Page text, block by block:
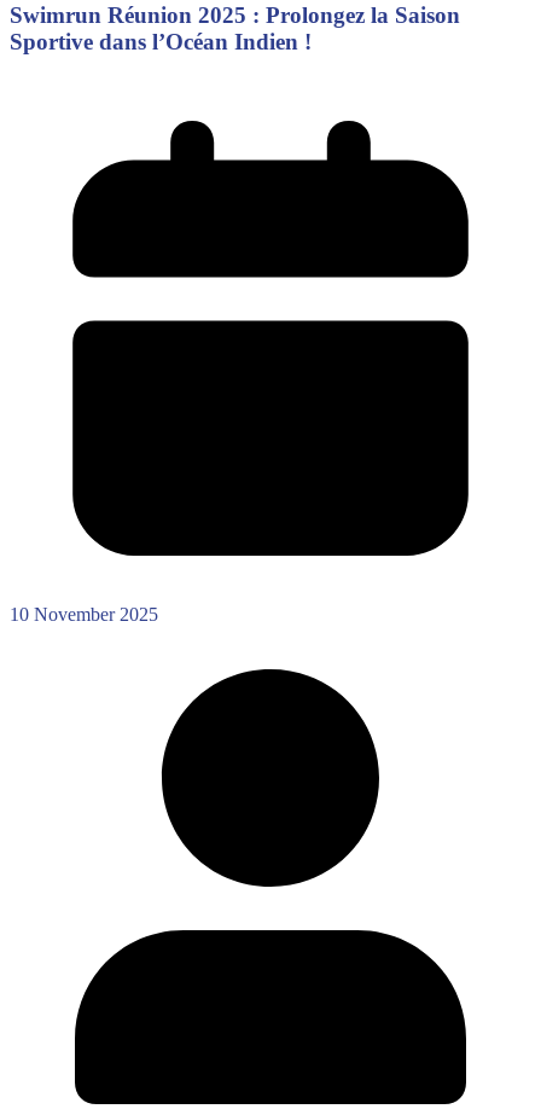
Swimrun Réunion 2025 : Prolongez la Saison
Sportive dans l’Océan Indien !
10 November 2025